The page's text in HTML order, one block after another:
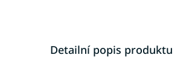
Detailní popis produktu